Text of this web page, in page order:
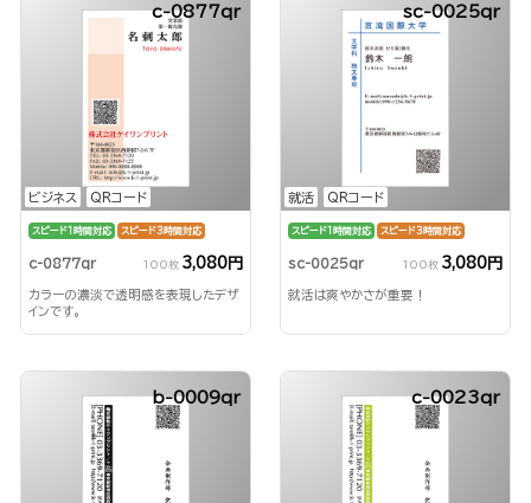
ビジネス QRコード
c-0877qr
スピード1時間対応 スピード3時間対応
c-0877qr 100枚 3,080円
カラーの濃淡で透明感を表現したデザ
インです。
就活 QRコード
sc-0025qr
スピード1時間対応 スピード3時間対応
sc-0025qr 100枚 3,080円
就活は爽やかさが重要！
b-0009qr c-0023qr